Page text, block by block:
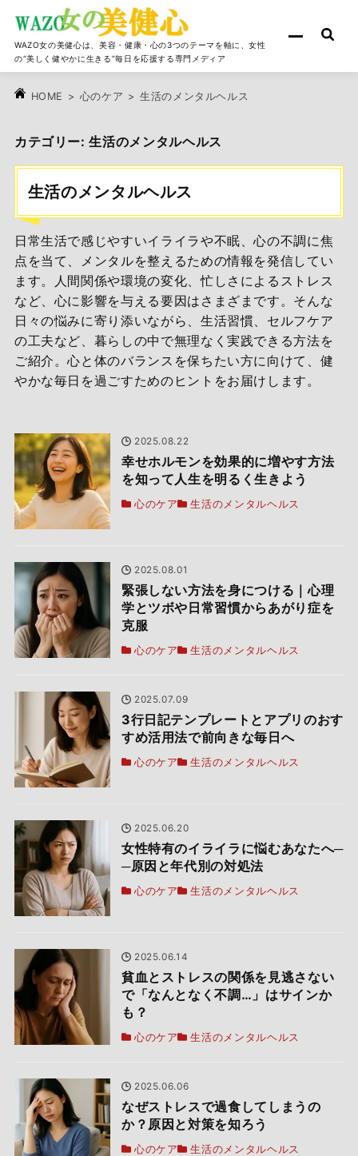
WAZO女の美健心は、美容・健康・心の3つのテーマを軸に、女性
の“美しく健やかに生きる”毎日を応援する専門メディア
HOME > 心のケア > 生活のメンタルヘルス
カテゴリー:生活のメンタルヘルス
生活のメンタルヘルス
日常生活で感じやすいイライラや不眠、心の不調に焦
点を当て、メンタルを整えるための情報を発信してい
ます。人間関係や環境の変化、忙しさによるストレス
など、心に影響を与える要因はさまざまです。そんな
日々の悩みに寄り添いながら、生活習慣、セルフケア
の工夫など、暮らしの中で無理なく実践できる方法を
ご紹介。心と体のバランスを保ちたい方に向けて、健
やかな毎日を過ごすためのヒントをお届けします。
2025.08.22
幸せホルモンを効果的に増やす方法
を知って人生を明るく生きよう
心のケア 生活のメンタルヘルス
2025.08.01
緊張しない方法を身につける｜心理
学とツボや日常習慣からあがり症を
克服
心のケア 生活のメンタルヘルス
2025.07.09
3行日記テンプレートとアプリのおす
すめ活用法で前向きな毎日へ
心のケア 生活のメンタルヘルス
2025.06.20
女性特有のイライラに悩むあなたへ─
─原因と年代別の対処法
心のケア 生活のメンタルヘルス
2025.06.14
貧血とストレスの関係を見逃さない
で「なんとなく不調…」はサインか
も？
心のケア 生活のメンタルヘルス
2025.06.06
なぜストレスで過食してしまうの
か？原因と対策を知ろう
心のケア 生活のメンタルヘルス